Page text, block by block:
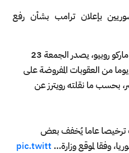
بإعلان ترامب بشأن رفع
🚨 وزير الخارجية الأميركي، ماركو روبيو، يصدر الجمعة 23
مايو/ آيار، إعفاءً لمدة 180 يوما من العقوبات المفروضة على
بحسب ما نقلته رويترز عن
ترخيصا عاما يُخفف بعض
وفقا لموقع وزارة… pic.twitt